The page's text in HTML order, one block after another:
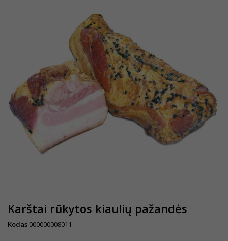
Karštai rūkytos kiaulių pažandės
Kodas 000000008011